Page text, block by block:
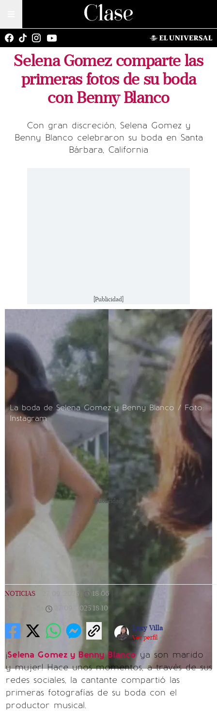
Selena Gomez comparte las
primeras fotos de su boda
con Benny Blanco
Con gran discreción, Selena Gomez y
Benny Blanco celebraron su boda en Santa
Bárbara, California
[Publicidad]
La boda de Selena Gomez y Benny Blanco / Foto:
Instagram
[Publicidad]
NOTICIAS 27/09/2025 18:06
27/09/2025 18:10
Lexy Villa
Ver perfil
¡Selena Gomez y Benny Blancoya son marido
y mujer! Hace unos momentos, a través de sus
redes sociales, la cantante compartió las
primeras fotografías de su boda con el
productor musical.